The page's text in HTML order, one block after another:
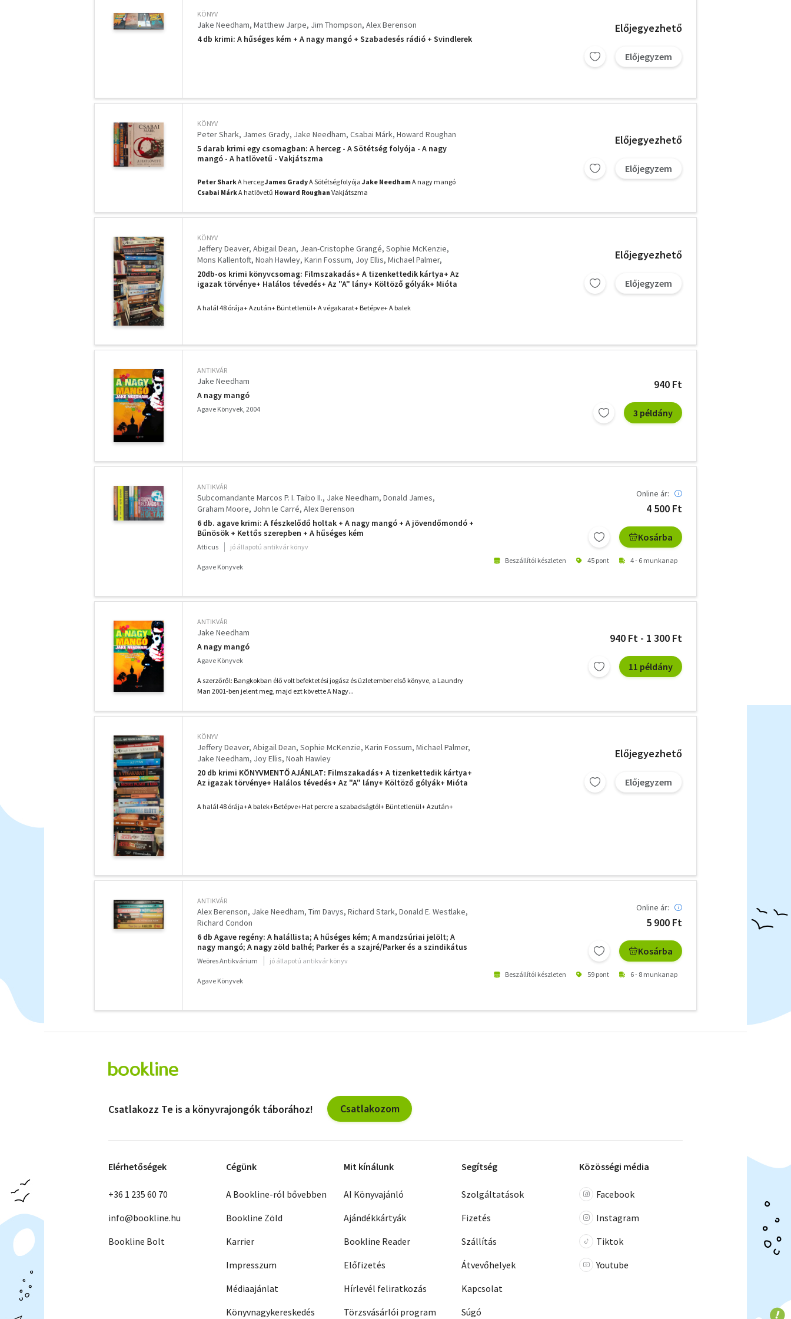
KÖNYV
Jake Needham Matthew Jarpe Jim Thompson Alex Berenson
4 db krimi: A hűséges kém + A nagy mangó + Szabadesés rádió + Svindlerek
Előjegyezhető
Előjegyzem
KÖNYV
Peter Shark James Grady Jake Needham Csabai Márk Howard Roughan
5 darab krimi egy csomagban: A herceg - A Sötétség folyója - A nagy
mangó - A hatlövetű - Vakjátszma
Peter SharkA hercegJames GradyA Sötétség folyója Jake NeedhamA nagy mangó
Csabai MárkA hatlövetű Howard Roughan Vakjátszma
Előjegyezhető
Előjegyzem
KÖNYV
Jeffery Deaver Abigail Dean Jean-Cristophe Grangé Sophie McKenzie
Mons Kallentoft Noah Hawley Karin Fossum Joy Ellis Michael Palmer
Jake Needham
Patrick Robinson
20db-os krimi könyvcsomag: Filmszakadás+ A tizenkettedik kártya+ Az
igazak törvénye+ Halálos tévedés+ Az "A" lány+ Költöző gólyák+ Mióta
kúra+ A nagy mangó+ Mindhalálig+
A halál 48 órája+ Azután+ Büntetlenül+ A végakarat+ Betépve+ A balek
Előjegyezhető
Előjegyzem
ANTIKVÁR
Jake Needham
A nagy mangó
Agave Könyvek, 2004
940 Ft
3 példány
ANTIKVÁR
Subcomandante Marcos P. I. Taibo II. Jake Needham Donald James
Graham Moore John le Carré Alex Berenson
6 db. agave krimi: A fészkelődő holtak + A nagy mangó + A jövendőmondó +
Bűnösök + Kettős szerepben + A hűséges kém
Atticus jó állapotú antikvár könyv
Agave Könyvek
Online ár:
4 500 Ft
Kosárba
Beszállítói készleten 45 pont 4 - 6 munkanap
ANTIKVÁR
Jake Needham
A nagy mangó
Agave Könyvek
A szerzőről: Bangkokban élő volt befektetési jogász és üzletember első könyve, a Laundry
Man 2001-ben jelent meg, majd ezt követte A Nagy...
940 Ft - 1 300 Ft
11 példány
KÖNYV
Jeffery Deaver Abigail Dean Sophie McKenzie Karin Fossum Michael Palmer
Jake Needham Joy Ellis Noah Hawley
20 db krimi KÖNYVMENTŐ AJÁNLAT: Filmszakadás+ A tizenkettedik kártya+
Az igazak törvénye+ Halálos tévedés+ Az "A" lány+ Költöző gólyák+ Mióta
kúra+ A nagy mangó+ A végakarat+
A halál 48 órája+A balek+Betépve+Hat percre a szabadságtól+ Büntetlenül+ Azután+
Előjegyezhető
Előjegyzem
ANTIKVÁR
Alex Berenson Jake Needham Tim Davys Richard Stark Donald E. Westlake
Richard Condon
6 db Agave regény: A halállista; A hűséges kém; A mandzsúriai jelölt; A
nagy mangó; A nagy zöld balhé; Parker és a szajré/Parker és a szindikátus
Weöres Antikvárium jó állapotú antikvár könyv
Agave Könyvek
Online ár:
5 900 Ft
Kosárba
Beszállítói készleten 59 pont 6 - 8 munkanap
szűrők
Csatlakozz Te is a könyvrajongók táborához! Csatlakozom
Elérhetőségek
+36 1 235 60 70
info@bookline.hu
Bookline Bolt
Cégünk
A Bookline-ról bővebben
Bookline Zöld
Karrier
Impresszum
Médiaajánlat
Könyvnagykereskedés
Mit kínálunk
AI Könyvajánló
Ajándékkártyák
Bookline Reader
Előfizetés
Hírlevél feliratkozás
Törzsvásárlói program
Segítség
Szolgáltatások
Fizetés
Szállítás
Átvevőhelyek
Kapcsolat
Súgó
Közösségi média
Facebook
Instagram
Tiktok
Youtube